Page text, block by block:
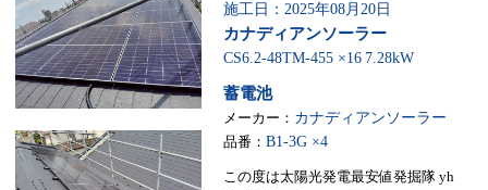
施工日：2025年08月20日
カナディアンソーラー
CS6.2-48TM-455 ×16 7.28kW
蓄電池
メーカー： カナディアンソーラー
品番： B1-3G ×4
この度は太陽光発電最安値発掘隊 yh